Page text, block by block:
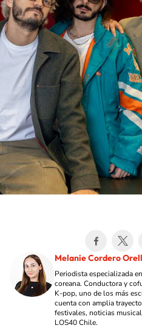
Melanie Cordero
Periodista especializada
coreana. Conductora y
K-pop, uno de los más
cuenta con amplia
festivales, noticias
LOS40 Chile.